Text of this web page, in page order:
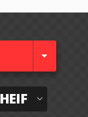
HEIF